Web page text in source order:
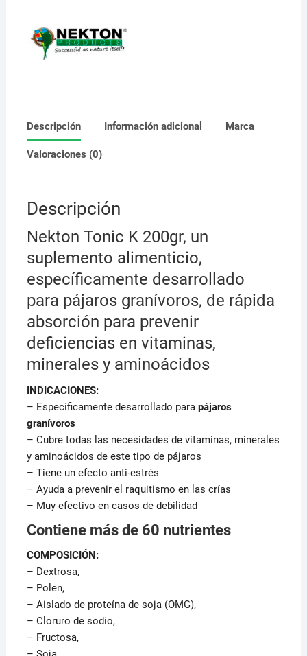
Descripción Información adicional Marca
Valoraciones (0)
Descripción
Nekton Tonic K 200gr, un
suplemento alimenticio,
específicamente desarrollado
para pájaros granívoros, de rápida
absorción para prevenir
deficiencias en vitaminas,
minerales y aminoácidos
INDICACIONES:
– Específicamente desarrollado para pájaros
granívoros
– Cubre todas las necesidades de vitaminas, minerales
y aminoácidos de este tipo de pájaros
– Tiene un efecto anti-estrés
– Ayuda a prevenir el raquitismo en las crías
– Muy efectivo en casos de debilidad
Contiene más de 60 nutrientes
COMPOSICIÓN:
– Dextrosa,
– Polen,
– Aislado de proteína de soja (OMG),
– Cloruro de sodio,
– Fructosa,